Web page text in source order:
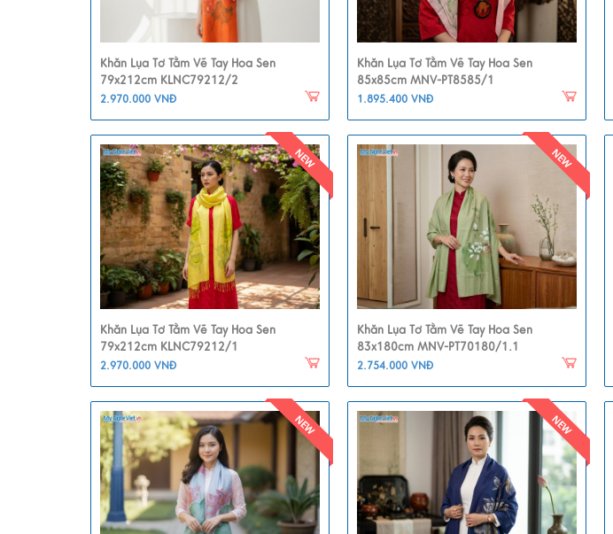
Khăn Lụa Tơ Tằm Vẽ Tay Hoa Sen
79x212cm KLNC79212/2
2.970.000 VNĐ
Khăn Lụa Tơ Tằm Vẽ Tay Hoa Sen
85x85cm MNV-PT8585/1
1.895.400 VNĐ
Khăn Lụa Tơ Tằm Vẽ Tay Hoa Sen
79x212cm KLNC79212/1
2.970.000 VNĐ
Khăn Lụa Tơ Tằm Vẽ Tay Hoa Sen
83x180cm MNV-PT70180/1.1
2.754.000 VNĐ